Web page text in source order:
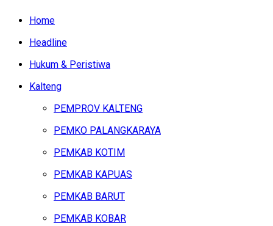
Home
Headline
Hukum & Peristiwa
Kalteng
PEMPROV KALTENG
PEMKO PALANGKARAYA
PEMKAB KOTIM
PEMKAB KAPUAS
PEMKAB BARUT
PEMKAB KOBAR